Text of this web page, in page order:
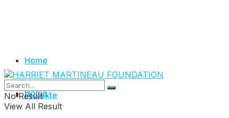
Home
Projekte
Home
No Result
View All Result